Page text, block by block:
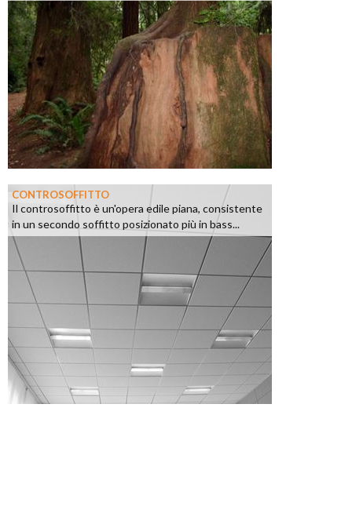
CONTROSOFFITTO
Il controsoffitto è un'opera edile piana, consistente
in un secondo soffitto posizionato più in bass...